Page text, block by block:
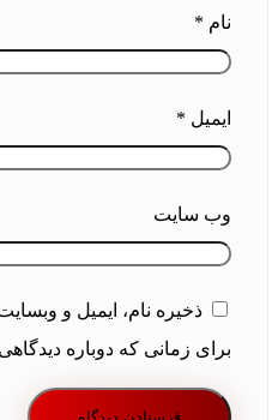
نام *
ایمیل *
وب‌ سایت
ذخیره نام، ایمیل و
برای زمانی که دوباره